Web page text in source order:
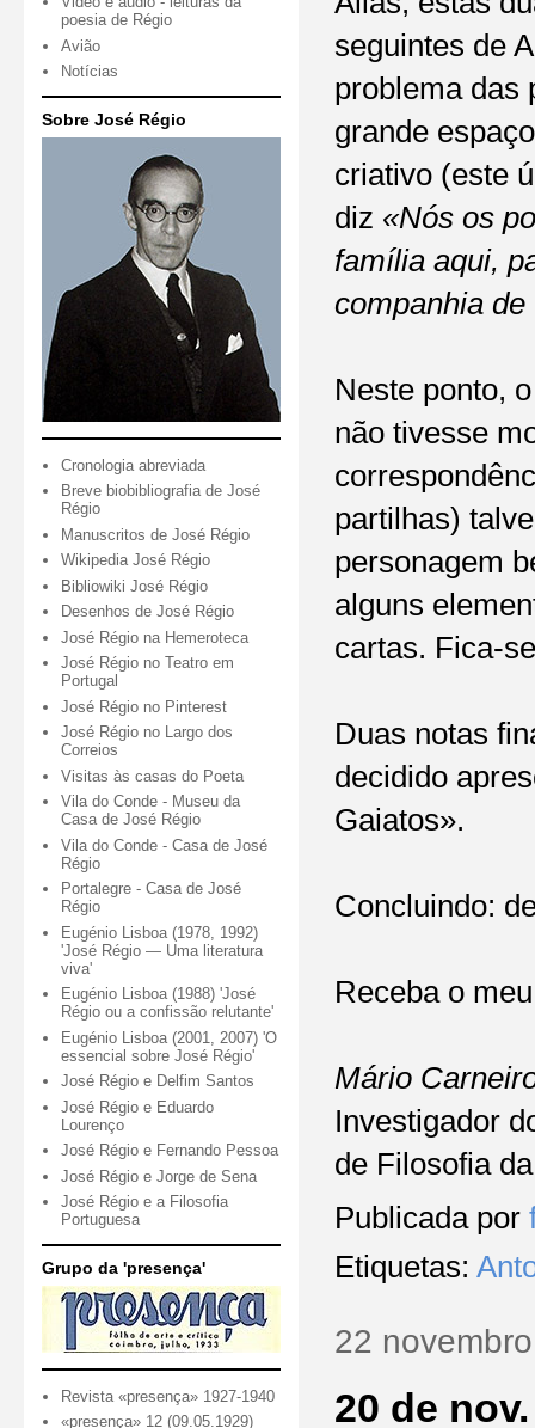
seguintes de
problema das
grande
criativo (este
diz «Nós os
família aqui,
companhia de
Neste ponto,
não tivesse
partilhas)
personagem
alguns
cartas. Fica-
Duas notas
decidido
Gaiatos».
Concluindo:
Receba o
Mário
Investigador
de Filosofia
Publicada por
Etiquetas:
22
20 de
poesia de Régio
Avião
Notícias
Sobre José Régio
Cronologia abreviada
Breve biobibliografia de José
Régio
Manuscritos de José Régio
Wikipedia José Régio
Bibliowiki José Régio
Desenhos de José Régio
José Régio na Hemeroteca
José Régio no Teatro em
Portugal
José Régio no Pinterest
José Régio no Largo dos
Correios
Visitas às casas do Poeta
Vila do Conde - Museu da
Casa de José Régio
Vila do Conde - Casa de José
Régio
Portalegre - Casa de José
Régio
Eugénio Lisboa (1978, 1992)
'José Régio — Uma literatura
viva'
Eugénio Lisboa (1988) 'José
Régio ou a confissão relutante'
Eugénio Lisboa (2001, 2007) 'O
essencial sobre José Régio'
José Régio e Delfim Santos
José Régio e Eduardo
Lourenço
José Régio e Fernando Pessoa
José Régio e Jorge de Sena
José Régio e a Filosofia
Portuguesa
Grupo da 'presença'
Revista «presença» 1927-1940
«presença» 12 (09.05.1929)